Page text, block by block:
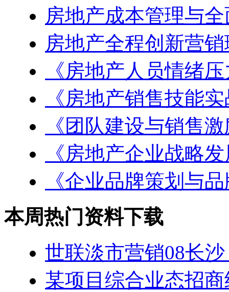
房地产成本管理与
房地产全程创新营
《房地产人员情绪
《房地产销售技能
《团队建设与销售
《房地产企业战略
《企业品牌策划与
本周热门资料下载
世联淡市营销08长
某项目综合业态招